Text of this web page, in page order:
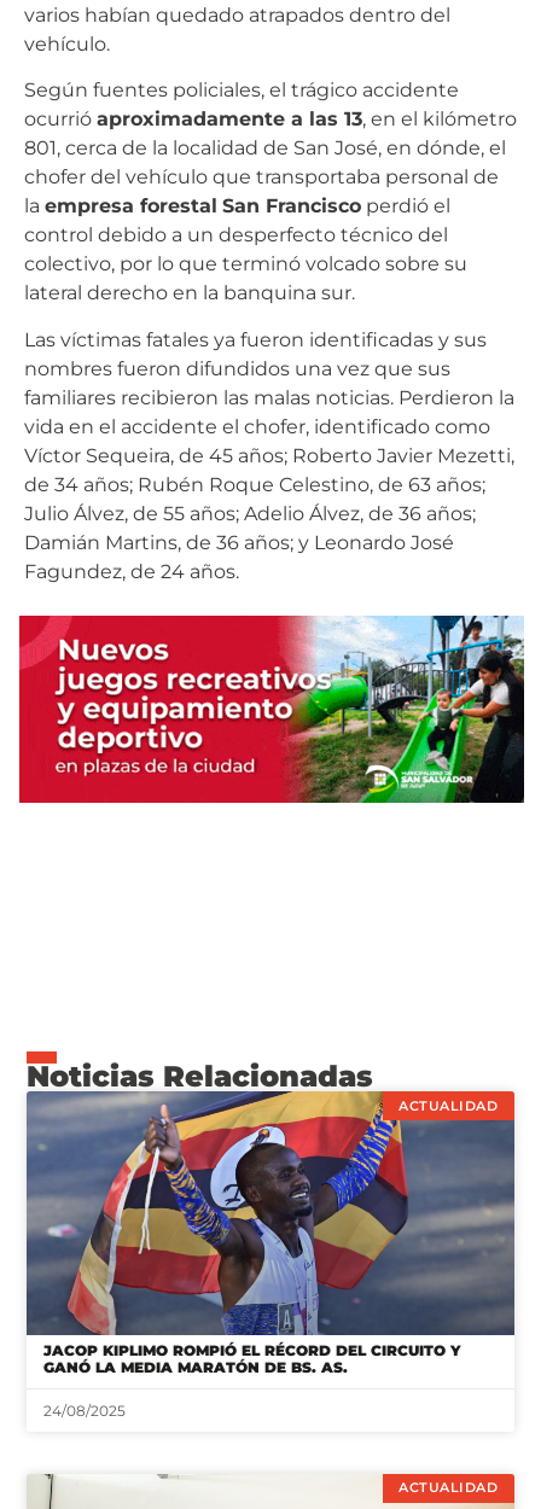
varios habían quedado atrapados dentro del
vehículo.
Según fuentes policiales, el trágico accidente
ocurrió aproximadamente a las 13, en el kilómetro
801, cerca de la localidad de San José, en dónde, el
chofer del vehículo que transportaba personal de
la empresa forestal San Francisco perdió el
control debido a un desperfecto técnico del
colectivo, por lo que terminó volcado sobre su
lateral derecho en la banquina sur.
Las víctimas fatales ya fueron identificadas y sus
nombres fueron difundidos una vez que sus
familiares recibieron las malas noticias. Perdieron la
vida en el accidente el chofer, identificado como
Víctor Sequeira, de 45 años; Roberto Javier Mezetti,
de 34 años; Rubén Roque Celestino, de 63 años;
Julio Álvez, de 55 años; Adelio Álvez, de 36 años;
Damián Martins, de 36 años; y Leonardo José
Fagundez, de 24 años.
Noticias Relacionadas
ACTUALIDAD
JACOP KIPLIMO ROMPIÓ EL RÉCORD DEL CIRCUITO Y
GANÓ LA MEDIA MARATÓN DE BS. AS.
24/08/2025
ACTUALIDAD